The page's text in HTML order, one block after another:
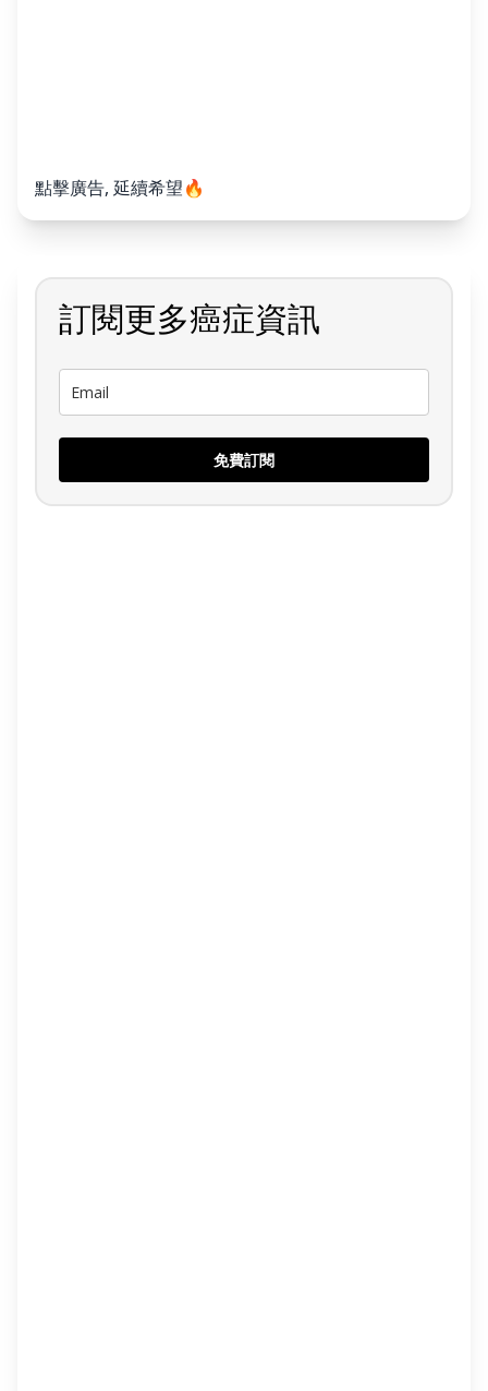
點擊廣告, 延續希望🔥
訂閱更多癌症資訊
免費訂閱